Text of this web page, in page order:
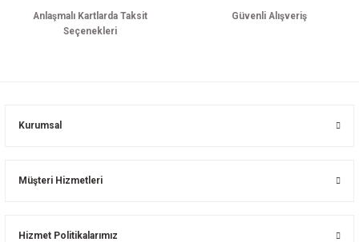
Anlaşmalı Kartlarda Taksit
Seçenekleri
Güvenli Alışveriş
Kurumsal
Müşteri Hizmetleri
Hizmet Politikalarımız